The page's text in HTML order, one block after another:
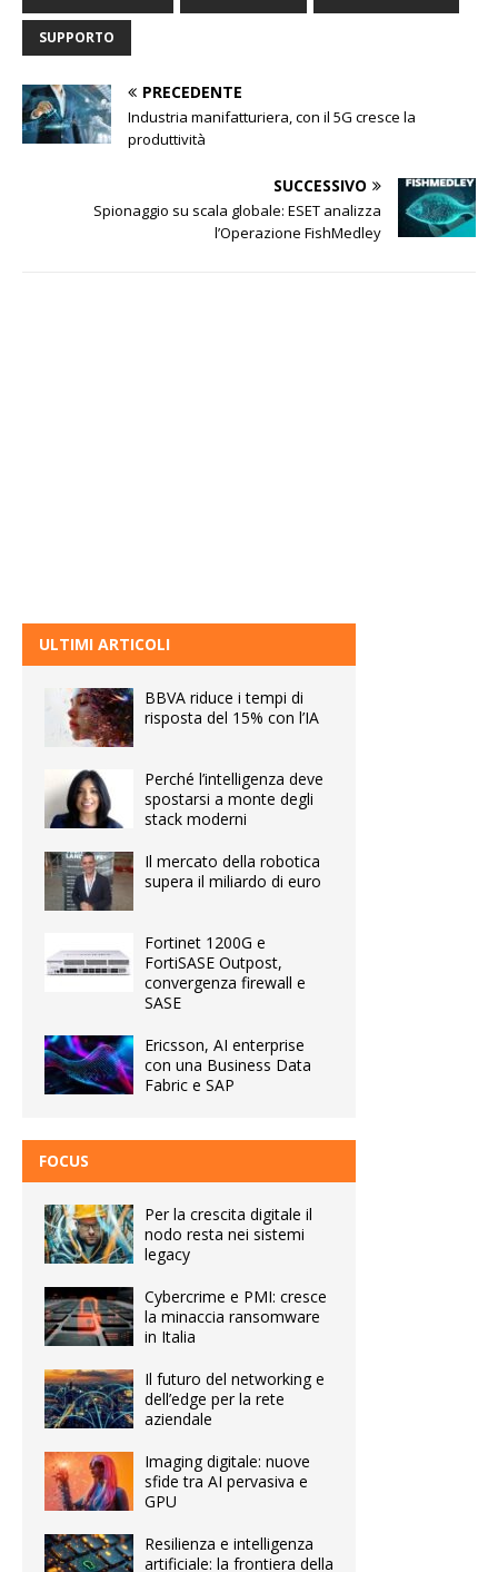
SUPPORTO
PRECEDENTE
Industria manifatturiera, con il 5G cresce la
produttività
SUCCESSIVO
Spionaggio su scala globale: ESET analizza
l’Operazione FishMedley
ULTIMI ARTICOLI
BBVA riduce i tempi di
risposta del 15% con l’IA
Perché l’intelligenza deve
spostarsi a monte degli
stack moderni
Il mercato della robotica
supera il miliardo di euro
Fortinet 1200G e
FortiSASE Outpost,
convergenza firewall e
SASE
Ericsson, AI enterprise
con una Business Data
Fabric e SAP
FOCUS
Per la crescita digitale il
nodo resta nei sistemi
legacy
Cybercrime e PMI: cresce
la minaccia ransomware
in Italia
Il futuro del networking e
dell’edge per la rete
aziendale
Imaging digitale: nuove
sfide tra AI pervasiva e
GPU
Resilienza e intelligenza
artificiale: la frontiera della